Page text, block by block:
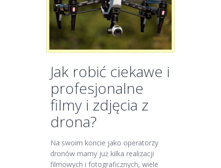
Jak robić ciekawe i
profesjonalne
filmy i zdjęcia z
drona?
Na swoim koncie jako operatorzy
dronów mamy już kilka realizacji
filmowych i fotograficznych, wiele